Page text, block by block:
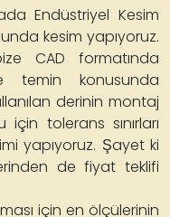
Endüstriyel Kesim
kesim yapıyoruz.
CAD formatında
temin konusunda
derinin montaj
tolerans sınırları
yapıyoruz. Şayet ki
de fiyat teklifi
için en ölçülerinin